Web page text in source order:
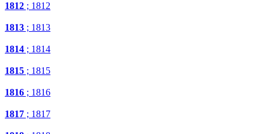
1812 ; 1812
1813 ; 1813
1814 ; 1814
1815 ; 1815
1816 ; 1816
1817 ; 1817